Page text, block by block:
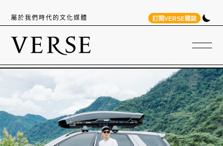
屬於我們時代的文化媒體 訂閱VERSE雜誌